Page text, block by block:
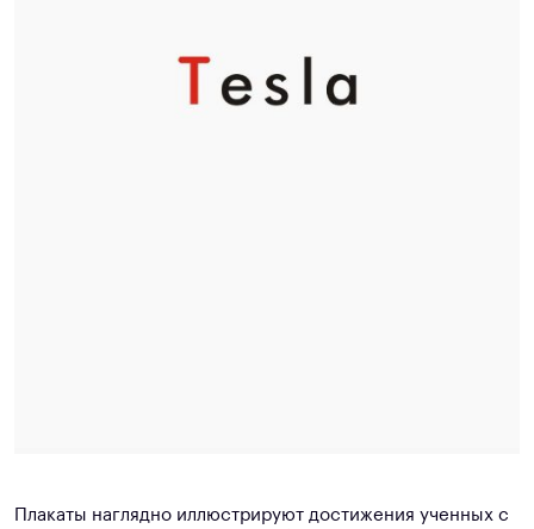
Плакаты наглядно иллюстрируют достижения ученных с